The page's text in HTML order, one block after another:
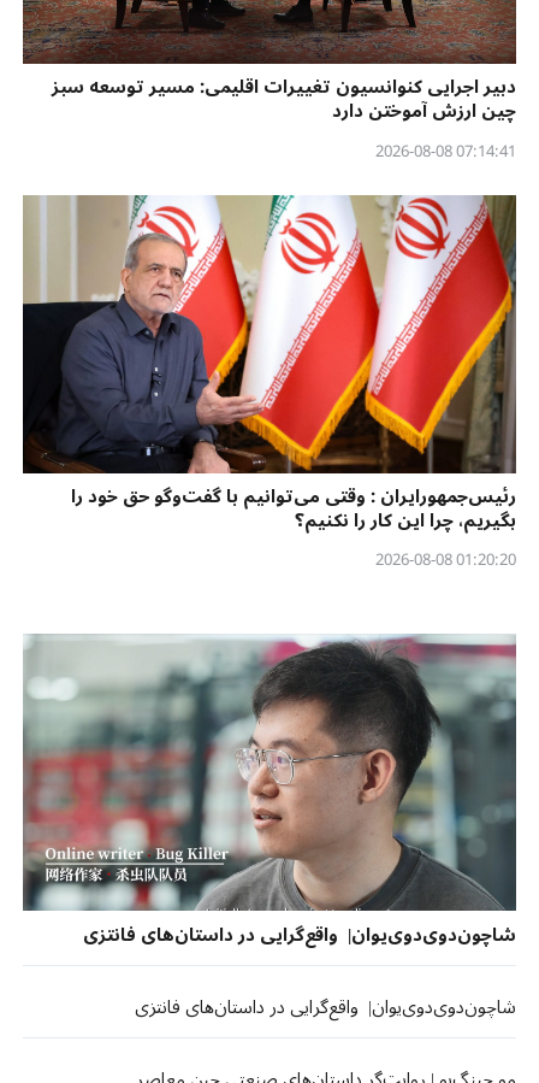
دبیر اجرایی کنوانسیون تغییرات اقلیمی: مسیر توسعه سبز
چین ارزش آموختن دارد
07:14:41 2026-08-08
رئیس‌جمهورایران : وقتی می‌توانیم با گفت‌وگو حق خود را
بگیریم، چرا این کار را نکنیم؟
01:20:20 2026-08-08
شاچون‌دوی‌دوی‌یوان| واقع‌گرایی در داستان‌های فانتزی
شاچون‌دوی‌دوی‌یوان| واقع‌گرایی در داستان‌های فانتزی